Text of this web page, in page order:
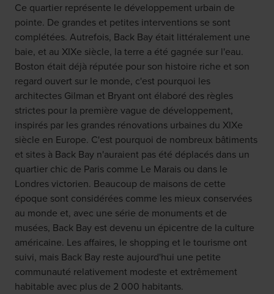
Ce quartier représente le développement urbain de
pointe. De grandes et petites interventions se sont
complétées. Autrefois, Back Bay était littéralement une
baie, et au XIXe siècle, la terre a été gagnée sur l'eau.
Boston était déjà réputée pour son histoire riche et son
regard ouvert sur le monde, c'est pourquoi les
architectes Gilman et Bryant ont élaboré des règles
strictes pour la première vague de développement,
inspirés par les grandes rénovations urbaines du XIXe
siècle en Europe. C'est pourquoi de nombreux bâtiments
et sites à Back Bay n'auraient pas été déplacés dans un
quartier chic de Paris comme Le Marais ou dans le
Londres victorien. Beaucoup de maisons de cette
époque sont considérées comme les mieux conservées
au monde et, avec une série de monuments et de
musées, Back Bay est devenu un épicentre de la culture
américaine. Les affaires, le shopping et le tourisme ont
suivi, mais Back Bay reste aujourd'hui une petite
communauté relativement modeste et extrêmement
habitable avec plus de 2 000 habitants.